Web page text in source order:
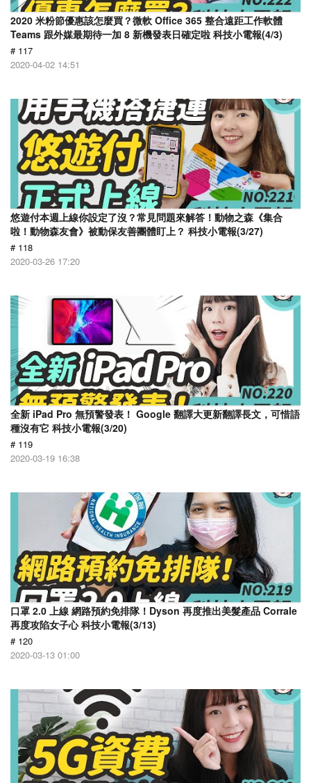
2020 米粉節優惠該怎麼買？微軟 Office 365 整合遠距工作軟體
Teams 跟外媒最期待一加 8 新機發表日確定啦 科技小電報(4/3)
# 117
2020-04-02 14:51
悠遊付本週上線你設定了沒？常見問題來解答！動物之森《集合
啦！動物森友會》被動保友善團體盯上？ 科技小電報(3/27)
# 118
2020-03-26 17:20
全新 iPad Pro 無預警發表！ Google 翻譯大更新翻譯長文，可惜語
種沒有它 科技小電報(3/20)
# 119
2020-03-19 16:38
口罩 2.0 上線 網路預約免排隊！Dyson 再度推出美髮產品 Corrale
再度攻陷女子心 科技小電報(3/13)
# 120
2020-03-13 01:00